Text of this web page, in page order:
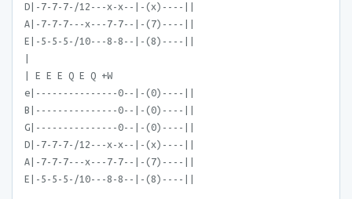
D|-7-7-7-/12---x-x--|-(x)----||
A|-7-7-7---x---7-7--|-(7)----||
E|-5-5-5-/10---8-8--|-(8)----||
| E E E Q E Q +W
e|---------------0--|-(0)----||
B|---------------0--|-(0)----||
G|---------------0--|-(0)----||
D|-7-7-7-/12---x-x--|-(x)----||
A|-7-7-7---x---7-7--|-(7)----||
E|-5-5-5-/10---8-8--|-(8)----||